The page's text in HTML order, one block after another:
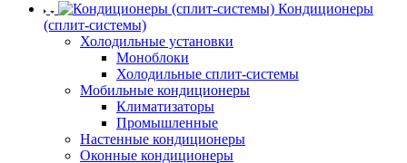
Кондиционеры
(сплит-системы)
Холодильные установки
Моноблоки
Холодильные сплит-системы
Мобильные кондиционеры
Климатизаторы
Промышленные
Настенные кондиционеры
Оконные кондиционеры